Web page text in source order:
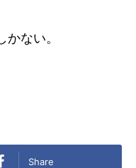
ない。
Share